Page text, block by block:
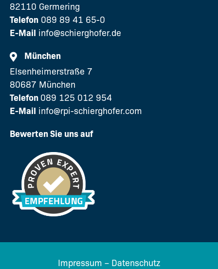
82110 Germering
Telefon 089 89 41 65-0
E-Mail info@schierghofer.de
München
Elsenheimerstraße 7
80687 München
Telefon 089 125 012 954
E-Mail info@rpi-schierghofer.com
Bewerten Sie uns auf
Impressum – Datenschutz